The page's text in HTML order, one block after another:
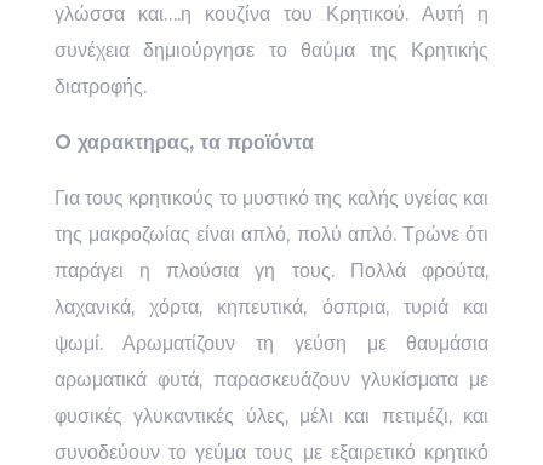
γλώσσα και….η κουζίνα του Κρητικού. Αυτή η
συνέχεια δημιούργησε το θαύμα της Κρητικής
διατροφής.
O χαρακτηρας, τα προϊόντα
Για τους κρητικούς το μυστικό της καλής υγείας και
της μακροζωίας είναι απλό, πολύ απλό. Τρώνε ότι
παράγει η πλούσια γη τους. Πολλά φρούτα,
λαχανικά, χόρτα, κηπευτικά, όσπρια, τυριά και
ψωμί. Αρωματίζουν τη γεύση με θαυμάσια
αρωματικά φυτά, παρασκευάζουν γλυκίσματα με
φυσικές γλυκαντικές ύλες, μέλι και πετιμέζι, και
συνοδεύουν το γεύμα τους με εξαιρετικό κρητικό